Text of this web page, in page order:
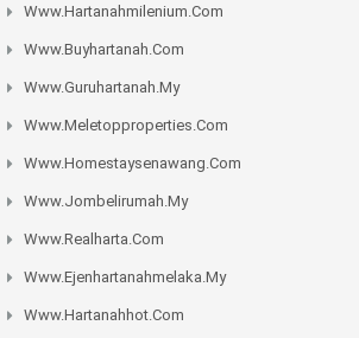
Www.hartanahmilenium.com
Www.buyhartanah.com
Www.guruhartanah.my
Www.meletopproperties.com
Www.homestaysenawang.com
Www.jombelirumah.my
Www.realharta.com
Www.ejenhartanahmelaka.my
Www.hartanahhot.com